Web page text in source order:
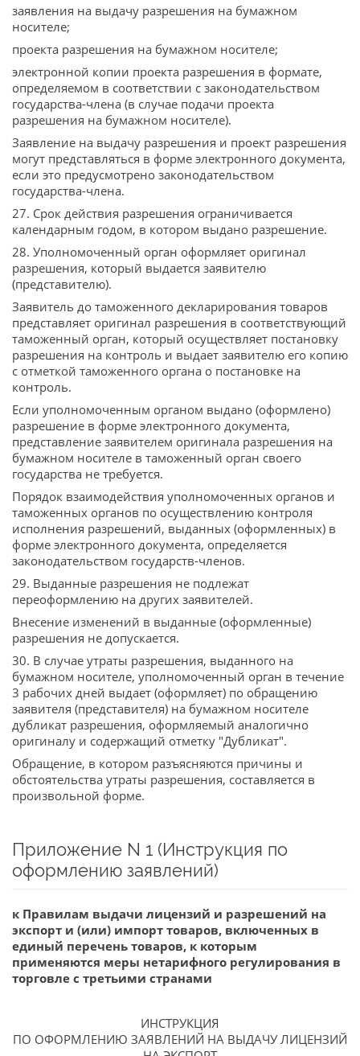
заявления на выдачу разрешения на бумажном
носителе;
проекта разрешения на бумажном носителе;
электронной копии проекта разрешения в формате,
определяемом в соответствии с законодательством
государства-члена (в случае подачи проекта
разрешения на бумажном носителе).
Заявление на выдачу разрешения и проект разрешения
могут представляться в форме электронного документа,
если это предусмотрено законодательством
государства-члена.
27. Срок действия разрешения ограничивается
календарным годом, в котором выдано разрешение.
28. Уполномоченный орган оформляет оригинал
разрешения, который выдается заявителю
(представителю).
Заявитель до таможенного декларирования товаров
представляет оригинал разрешения в соответствующий
таможенный орган, который осуществляет постановку
разрешения на контроль и выдает заявителю его копию
с отметкой таможенного органа о постановке на
контроль.
Если уполномоченным органом выдано (оформлено)
разрешение в форме электронного документа,
представление заявителем оригинала разрешения на
бумажном носителе в таможенный орган своего
государства не требуется.
Порядок взаимодействия уполномоченных органов и
таможенных органов по осуществлению контроля
исполнения разрешений, выданных (оформленных) в
форме электронного документа, определяется
законодательством государств-членов.
29. Выданные разрешения не подлежат
переоформлению на других заявителей.
Внесение изменений в выданные (оформленные)
разрешения не допускается.
30. В случае утраты разрешения, выданного на
бумажном носителе, уполномоченный орган в течение
3 рабочих дней выдает (оформляет) по обращению
заявителя (представителя) на бумажном носителе
дубликат разрешения, оформляемый аналогично
оригиналу и содержащий отметку "Дубликат".
Обращение, в котором разъясняются причины и
обстоятельства утраты разрешения, составляется в
произвольной форме.
Приложение N 1 (Инструкция по
оформлению заявлений)
к Правилам выдачи лицензий и разрешений на
экспорт и (или) импорт товаров, включенных в
единый перечень товаров, к которым
применяются меры нетарифного регулирования в
торговле с третьими странами
ИНСТРУКЦИЯ
ПО ОФОРМЛЕНИЮ ЗАЯВЛЕНИЙ НА ВЫДАЧУ ЛИЦЕНЗИЙ